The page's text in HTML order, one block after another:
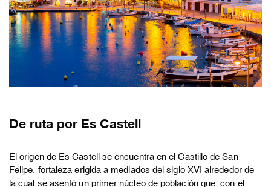
De ruta por Es Castell
El origen de Es Castell se encuentra en el Castillo de San
Felipe, fortaleza erigida a mediados del siglo XVI alrededor de
la cual se asentó un primer núcleo de población que, con el